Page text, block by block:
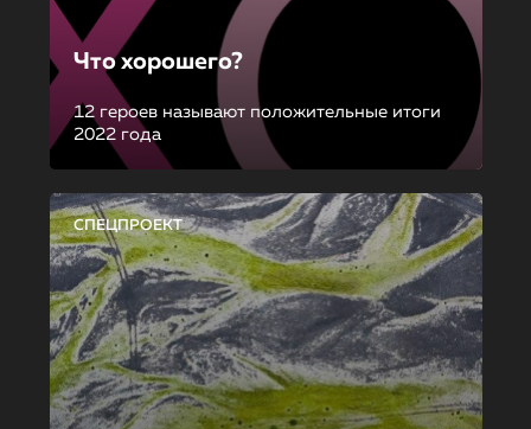
Что хорошего?
12 героев называют положительные итоги
2022 года
СПЕЦПРОЕКТ